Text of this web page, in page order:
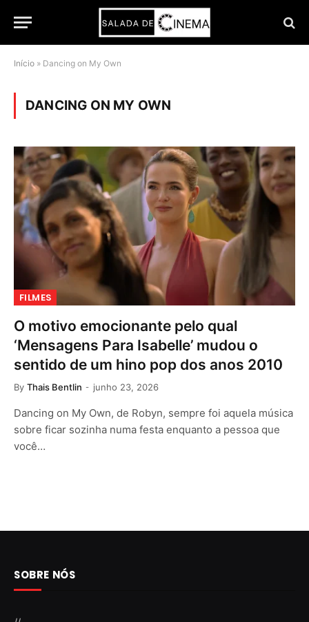
Início » Dancing on My Own
DANCING ON MY OWN
FILMES
O motivo emocionante pelo qual
‘Mensagens Para Isabelle’ mudou o
sentido de um hino pop dos anos 2010
By Thais Bentlin junho 23, 2026
Dancing on My Own, de Robyn, sempre foi aquela música
sobre ficar sozinha numa festa enquanto a pessoa que
você…
SOBRE NÓS